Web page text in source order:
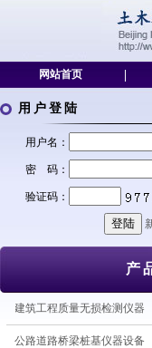
网站首页
用户登陆
用户名：
密 码：
验证码：
产
建筑工程质量无损检测仪器
公路道路桥梁桩基仪器设备